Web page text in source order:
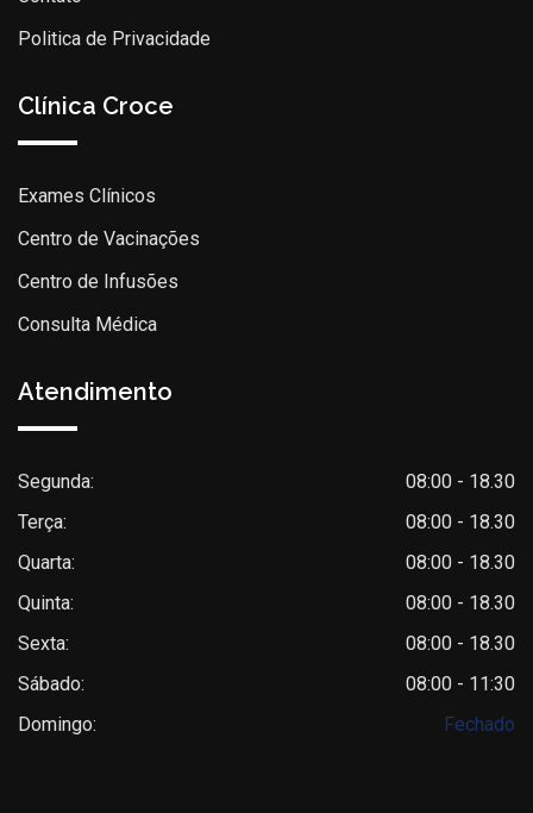
Politica de Privacidade
Clínica Croce
Exames Clínicos
Centro de Vacinações
Centro de Infusões
Consulta Médica
Atendimento
Segunda:
08:00 - 18.30
Terça:
08:00 - 18.30
Quarta:
08:00 - 18.30
Quinta:
08:00 - 18.30
Sexta:
08:00 - 18.30
Sábado:
08:00 - 11:30
Domingo:
Fechado